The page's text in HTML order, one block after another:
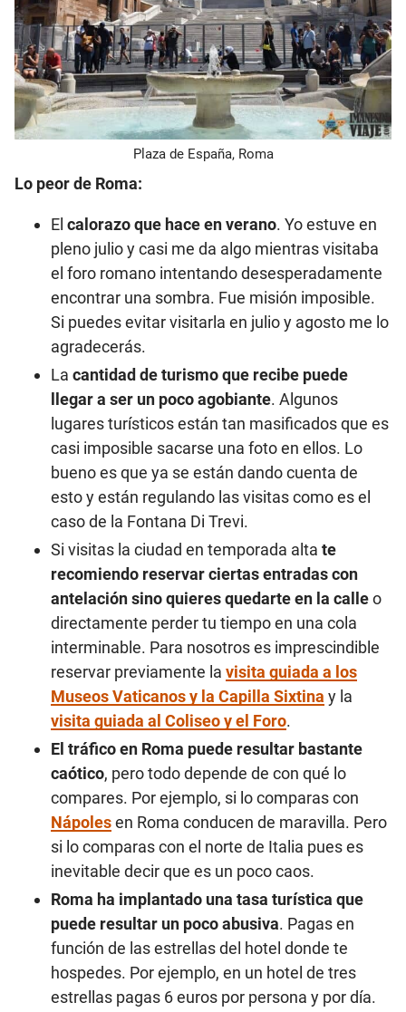
Plaza de España, Roma
Lo peor de Roma:
El calorazo que hace en verano. Yo estuve en
pleno julio y casi me da algo mientras visitaba
el foro romano intentando desesperadamente
encontrar una sombra. Fue misión imposible.
Si puedes evitar visitarla en julio y agosto me lo
agradecerás.
La cantidad de turismo que recibe puede
llegar a ser un poco agobiante. Algunos
lugares turísticos están tan masificados que es
casi imposible sacarse una foto en ellos. Lo
bueno es que ya se están dando cuenta de
esto y están regulando las visitas como es el
caso de la Fontana Di Trevi.
Si visitas la ciudad en temporada alta te
recomiendo reservar ciertas entradas con
antelación sino quieres quedarte en la calleo
directamente perder tu tiempo en una cola
interminable. Para nosotros es imprescindible
reservar previamente la visita guiada a los
Museos Vaticanos y la Capilla Sixtina y la
visita guiada al Coliseo y el Foro.
El tráfico en Roma puede resultar bastante
caótico, pero todo depende de con qué lo
compares. Por ejemplo, si lo comparas con
Nápolesen Roma conducen de maravilla. Pero
si lo comparas con el norte de Italia pues es
inevitable decir que es un poco caos.
Roma ha implantado una tasa turística que
puede resultar un poco abusiva. Pagas en
función de las estrellas del hotel donde te
hospedes. Por ejemplo, en un hotel de tres
estrellas pagas 6 euros por persona y por día.